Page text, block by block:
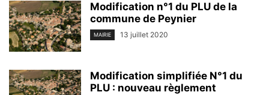
Modification n°1 du PLU de la
commune de Peynier
MAIRIE 13 juillet 2020
Modification simplifiée N°1 du
PLU : nouveau règlement